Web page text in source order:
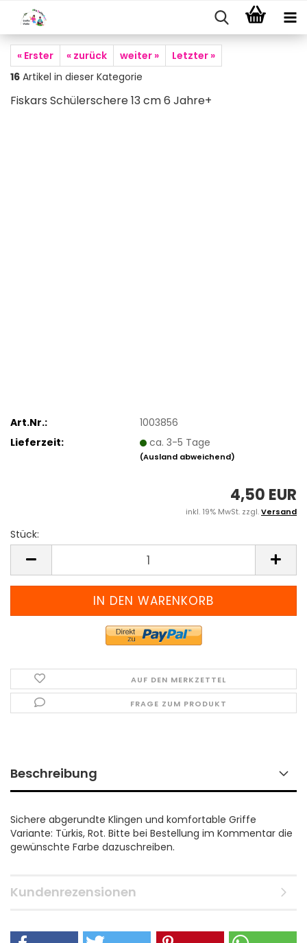
« Erster « zurück weiter »
Letzter »
16 Artikel in dieser Kategorie
Fiskars Schülerschere 13 cm 6 Jahre+
Art.Nr.:
1003856
Lieferzeit:
ca. 3-5 Tage
(Ausland abweichend)
4,50 EUR
inkl. 19% MwSt. zzgl.Versand
Stück:
AUF DEN MERKZETTEL
FRAGE ZUM PRODUKT
Beschreibung
Sichere abgerundte Klingen und komfortable Griffe
Variante: Türkis, Rot. Bitte bei Bestellung im Kommentar die
gewünschte Farbe dazuschreiben.
Kundenrezensionen